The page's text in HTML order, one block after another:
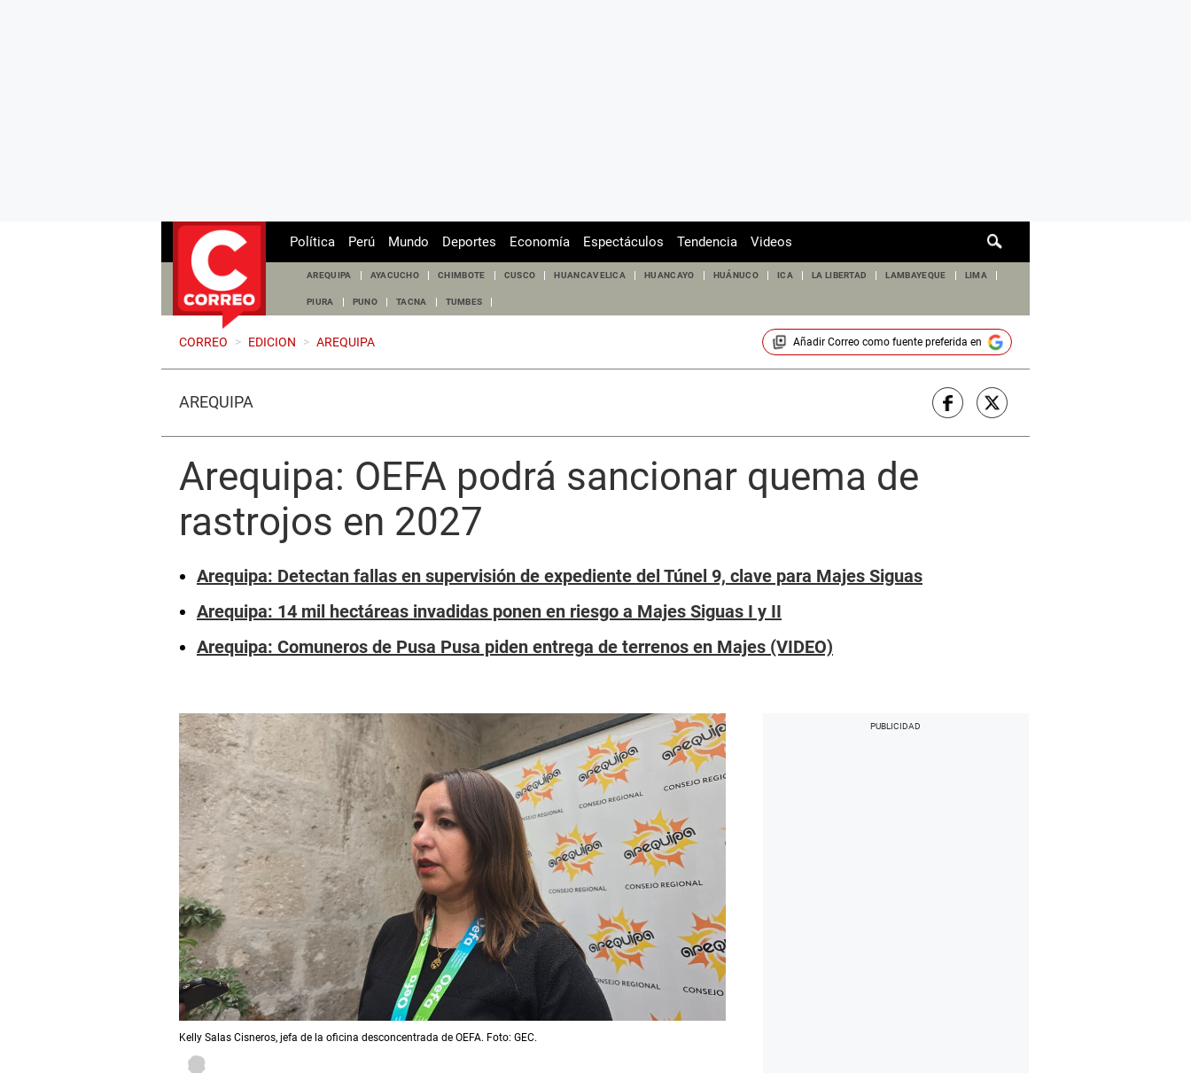
de
Política Perú Mundo Deportes Economía Espectáculos Tendencia Videos
AREQUIPA AYACUCHO CHIMBOTE CUSCO HUANCAVELICA HUANCAYO HUÁNUCO ICA LA LIBERTAD LAMBAYEQUE LIMA
PIURA PUNO TACNA TUMBES
CORREO > EDICION > AREQUIPA Añadir Correocomo fuente preferida en
AREQUIPA
Arequipa: OEFA podrá sancionar quema de
rastrojos en 2027
Arequipa: Detectan fallas en supervisión de expediente del Túnel 9, clave para Majes Siguas
Arequipa: 14 mil hectáreas invadidas ponen en riesgo a Majes Siguas I y II
Arequipa: Comuneros de Pusa Pusa piden entrega de terrenos en Majes (VIDEO)
Kelly Salas Cisneros, jefa de la oficina desconcentrada de OEFA. Foto: GEC.